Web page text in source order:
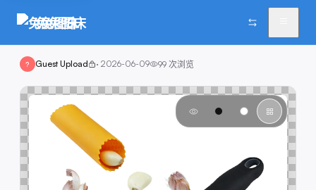
兔兔图床
? Guest Upload · 2026-06-09 99 次浏览